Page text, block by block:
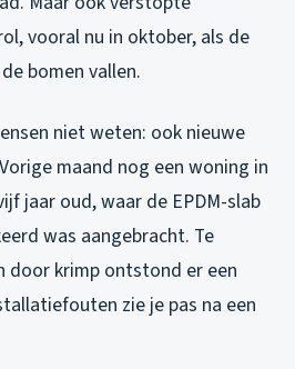
vooral nu in oktober, als de
bomen vallen.
niet weten: ook nieuwe
maand nog een woning in
jaar oud, waar de EPDM-slab
was aangebracht. Te
door krimp ontstond er een
zie je pas na een